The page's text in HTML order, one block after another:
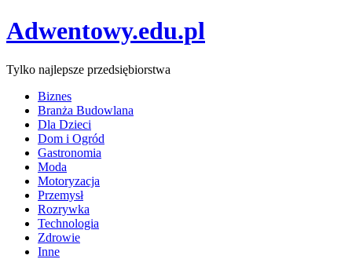
Adwentowy.edu.pl
Tylko najlepsze przedsiębiorstwa
Biznes
Branża Budowlana
Dla Dzieci
Dom i Ogród
Gastronomia
Moda
Motoryzacja
Przemysł
Rozrywka
Technologia
Zdrowie
Inne